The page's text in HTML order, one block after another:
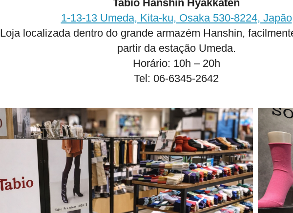
Tabio Hanshin Hyakkaten
1‑13‑13 Umeda, Kita‑ku, Osaka 530‑8224, Japão
Loja localizada dentro do grande armazém Hanshin,
partir da estação Umeda.
Horário: 10h – 20h
Tel: 06‑6345‑2642